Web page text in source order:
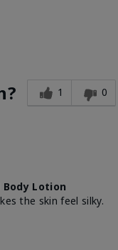
1 0
Lotion
the skin feel silky.